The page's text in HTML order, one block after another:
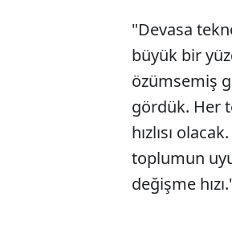
"Devasa
büyük bir
özümsemiş
gördük. Her
hızlısı
toplumun
değişme